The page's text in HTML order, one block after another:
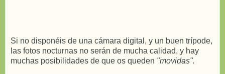
Si no disponéis de una cámara digital, y un buen trípode,
las fotos nocturnas no serán de mucha calidad, y hay
muchas posibilidades de que os queden "movidas".